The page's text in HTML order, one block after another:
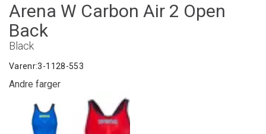
Arena W Carbon Air 2 Open
Back
Black
Varenr:3-1128-553
Andre farger